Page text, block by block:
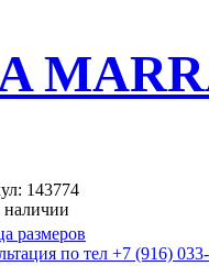
143774
наличии
размеров
по тел +7 (916)